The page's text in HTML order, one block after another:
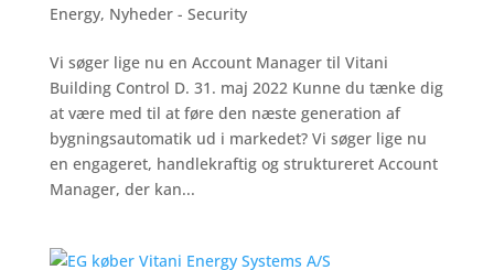
Energy, Nyheder - Security
Vi søger lige nu en Account Manager til Vitani
Building Control D. 31. maj 2022 Kunne du tænke dig
at være med til at føre den næste generation af
bygningsautomatik ud i markedet? Vi søger lige nu
en engageret, handlekraftig og struktureret Account
Manager, der kan...